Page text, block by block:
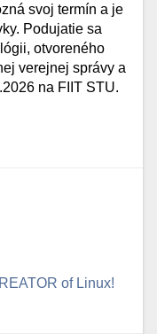
svoj termín a je
Podujatie sa
otvoreného
verejnej správy a
na FIIT STU.
of Linux!